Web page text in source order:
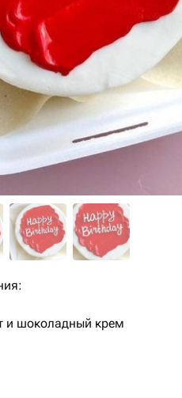
и шоколадный крем
крем.